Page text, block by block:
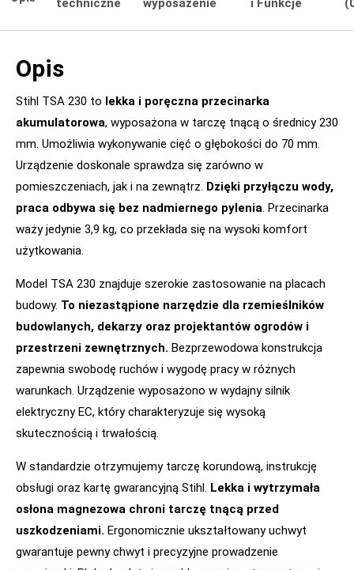
techniczne
wyposażenie
i Funkcje
Opis
Stihl TSA 230 to lekka i poręczna przecinarka
akumulatorowa, wyposażona w tarczę tnącą o średnicy 230
mm. Umożliwia wykonywanie cięć o głębokości do 70 mm.
Urządzenie doskonale sprawdza się zarówno w
pomieszczeniach, jak i na zewnątrz. Dzięki przyłączu wody,
praca odbywa się bez nadmiernego pylenia. Przecinarka
waży jedynie 3,9 kg, co przekłada się na wysoki komfort
użytkowania.
Model TSA 230 znajduje szerokie zastosowanie na placach
budowy. To niezastąpione narzędzie dla rzemieślników
budowlanych, dekarzy oraz projektantów ogrodów i
przestrzeni zewnętrznych. Bezprzewodowa konstrukcja
zapewnia swobodę ruchów i wygodę pracy w różnych
warunkach. Urządzenie wyposażono w wydajny silnik
elektryczny EC, który charakteryzuje się wysoką
skutecznością i trwałością.
W standardzie otrzymujemy tarczę korundową, instrukcję
obsługi oraz kartę gwarancyjną Stihl. Lekka i wytrzymała
osłona magnezowa chroni tarczę tnącą przed
uszkodzeniami. Ergonomicznie ukształtowany uchwyt
gwarantuje pewny chwyt i precyzyjne prowadzenie